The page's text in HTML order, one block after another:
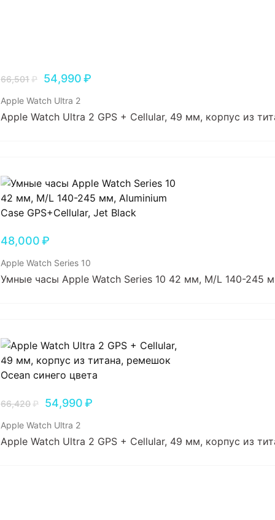
66,501₽ 54,990₽
Apple Watch Ultra 2
Apple Watch Ultra 2 GPS + Cellular, 49 мм, корпус из
48,000₽
Apple Watch Series 10
Умные часы Apple Watch Series 10 42 мм, M/L 140-245
66,420₽ 54,990₽
Apple Watch Ultra 2
Apple Watch Ultra 2 GPS + Cellular, 49 мм, корпус из